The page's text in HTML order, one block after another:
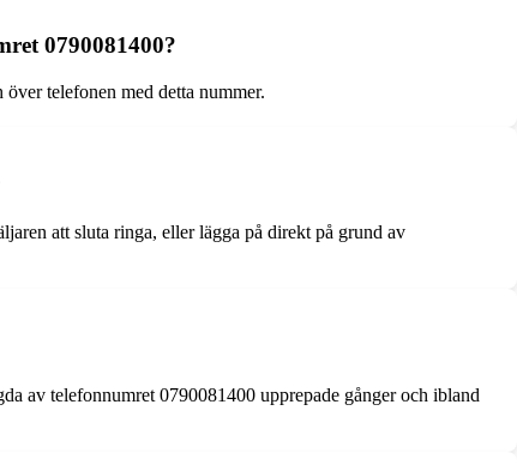
0790081400?
telefonen med detta nummer.
att sluta ringa, eller lägga på direkt på grund av
av telefonnumret 0790081400 upprepade gånger och ibland